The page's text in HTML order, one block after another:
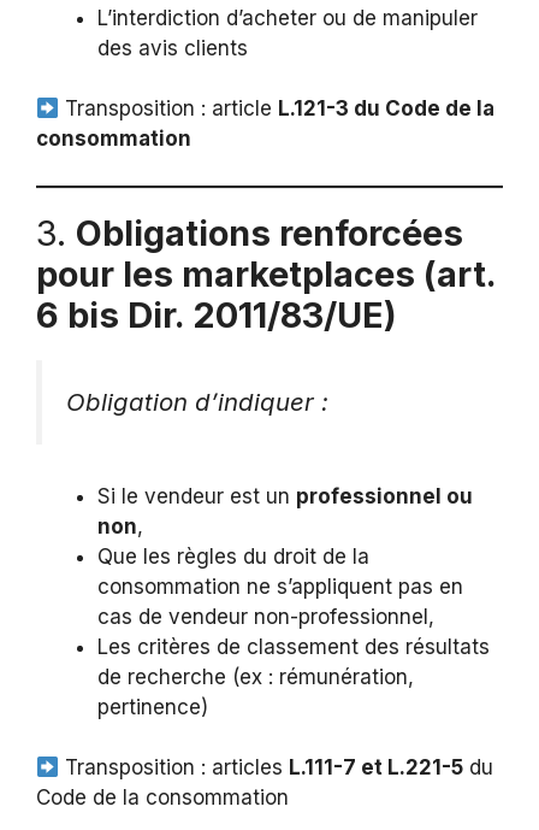
L’interdiction d’acheter ou de manipuler
des avis clients
Transposition : article L.121-3 du Code de la
consommation
3. Obligations renforcées
pour les marketplaces (art.
6 bis Dir. 2011/83/UE)
Obligation d’indiquer :
Si le vendeur est un professionnel ou
non,
Que les règles du droit de la
consommation ne s’appliquent pas en
cas de vendeur non-professionnel,
Les critères de classement des résultats
de recherche (ex : rémunération,
pertinence)
Transposition : articles L.111-7 et L.221-5 du
Code de la consommation